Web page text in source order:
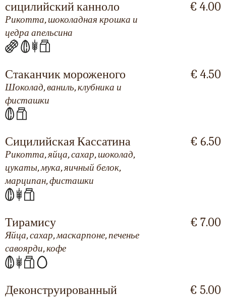
сицилийский канноло
Рикотта, шоколадная крошка и
цедра апельсина
€ 4.00
Стаканчик мороженого
Шоколад, ваниль, клубника и
фисташки
€ 4.50
Сицилийская Кассатина
Рикотта, яйца, сахар, шоколад,
цукаты, мука, яичный белок,
марципан, фисташки
€ 6.50
Тирамису
Яйца, сахар, маскарпоне, печенье
савоярди, кофе
€ 7.00
Деконструированный
€ 5.00